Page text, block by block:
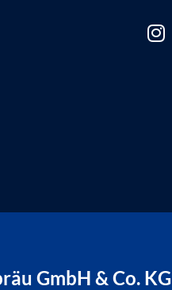
GmbH & Co. KG